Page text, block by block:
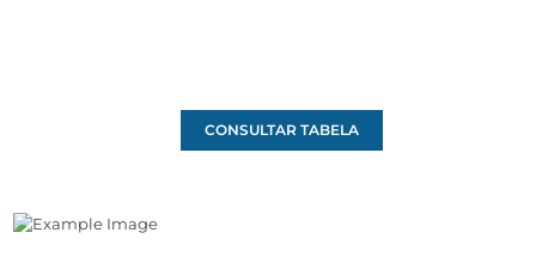
CONSULTAR TABELA